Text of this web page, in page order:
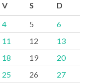
V S D
4 5
6
11 12
13
18 19
20
25 26
27